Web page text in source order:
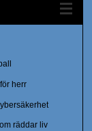
herr
räddar liv